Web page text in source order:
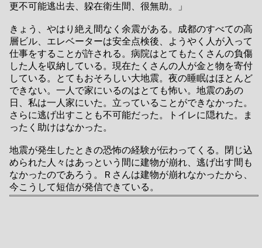
更不可能逃出去、躱在衛生間、很無助。」
きょう、やはり絶え間なく余震がある。成都のすべての高
層ビル、エレベーターは安全点検後、ようやく人が入って
仕事をすることが許される。病院はとてもたくさんの負傷
した人を収納している。現在たくさんの人が金と物を寄付
している。とてもおそろしい大地震。夜の睡眠はほとんど
できない。一人で家にいるのはとても怖い。地震のあの
日、私は一人家にいた。立っていることができなかった。
さらに逃げ出すことも不可能だった。トイレに隠れた。ま
ったく助けはなかった。
地震が発生したときの恐怖の経験が伝わってくる。閉じ込
められた人々はあっという間に建物が崩れ、逃げ出す間も
なかったのであろう。Ｒさんは建物が崩れなかったから、
今こうして短信が発信できている。